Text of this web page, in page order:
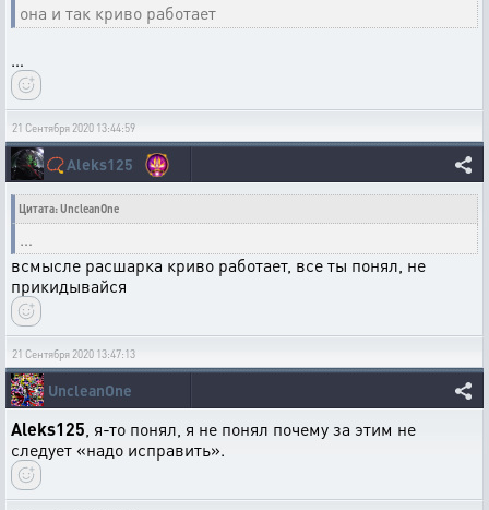
она и так криво работает
…
21 Сентября 2020 13:44:59
📿Aleks125
Цитата: UncleanOne
…
всмысле расшарка криво работает, все ты понял, не
прикидывайся
21 Сентября 2020 13:47:13
UncleanOne
Aleks125 , я-то понял, я не понял почему за этим не
следует «надо исправить».